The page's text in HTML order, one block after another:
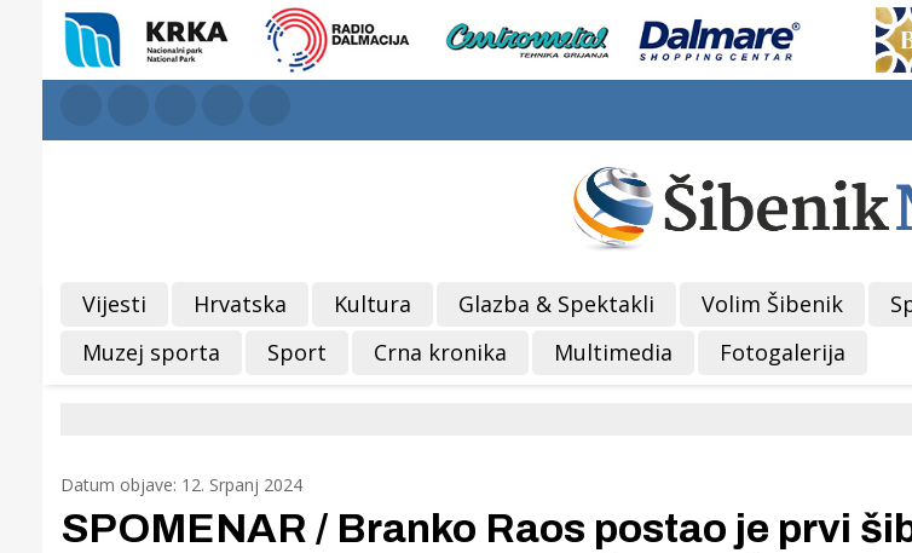
Vijesti Hrvatska Kultura Glazba & Spektakli Volim Šibenik
Muzej sporta
Sport Crna kronika Multimedia Fotogalerija
Datum objave: 12. Srpanj 2024
SPOMENAR / Branko Raos postao je prvi